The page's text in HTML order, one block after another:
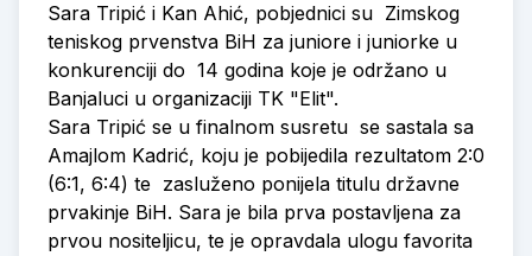
Sara Tripić i Kan Ahić, pobjednici su Zimskog
teniskog prvenstva BiH za juniore i juniorke u
konkurenciji do 14 godina koje je održano u
Banjaluci u organizaciji TK "Elit".
Sara Tripić se u finalnom susretu se sastala sa
Amajlom Kadrić, koju je pobijedila rezultatom 2:0
(6:1, 6:4) te zasluženo ponijela titulu državne
prvakinje BiH. Sara je bila prva postavljena za
prvou nositeljicu, te je opravdala ulogu favorita